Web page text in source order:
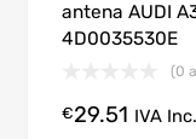
Comprar Agora!
antena AUDI
4D0035530E
(0
€29.51 IVA Inc.